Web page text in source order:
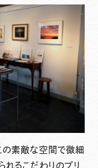
の素敵な空間で微細
るこだわりのプリ